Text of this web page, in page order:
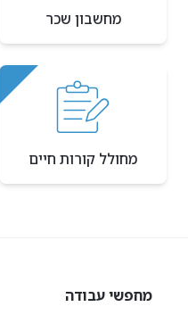
מחשבון שכר
מחולל קורות חיים
מחפשי עבודה